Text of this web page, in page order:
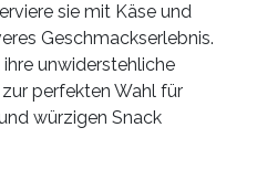
sie mit Käse und
Geschmackserlebnis.
unwiderstehliche
perfekten Wahl für
würzigen Snack